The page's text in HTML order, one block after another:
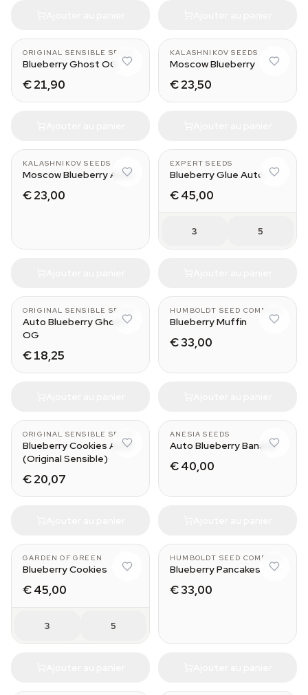
ORIGINAL SENSIBLE SEEDS
Blueberry Ghost OG
€ 21,90
KALASHNIKOV SEEDS
Moscow Blueberry
€ 23,50
KALASHNIKOV SEEDS
Moscow Blueberry Auto
€ 23,00
EXPERT SEEDS
Blueberry Glue Auto
€ 45,00
3 5
ORIGINAL SENSIBLE SEEDS
Auto Blueberry Ghost
OG
€ 18,25
HUMBOLDT SEED COMPANY
Blueberry Muffin
€ 33,00
ORIGINAL SENSIBLE SEEDS
Blueberry Cookies Auto
(Original Sensible)
€ 20,07
ANESIA SEEDS
Auto Blueberry Banana
€ 40,00
GARDEN OF GREEN
Blueberry Cookies
€ 45,00
3 5
HUMBOLDT SEED COMPANY
Blueberry Pancakes
€ 33,00